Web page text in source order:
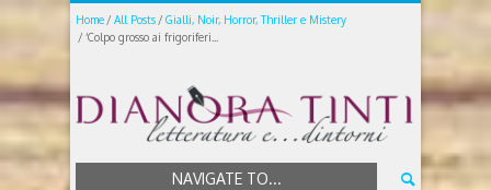
Home All Posts
Gialli, Noir, Horror, Thriller e Mistery
‘Colpo grosso ai frigoriferi...
NAVIGATE TO...